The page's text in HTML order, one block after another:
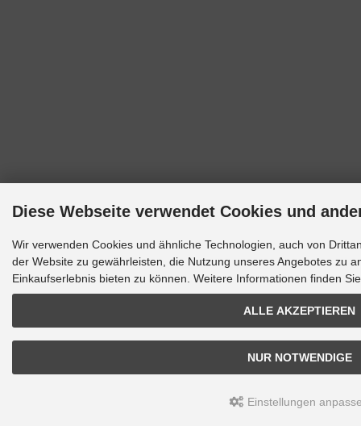
Diese Webseite verwendet Cookies und
Wir verwenden Cookies und ähnliche Technologien, auch von
der Website zu gewährleisten, die Nutzung unseres Angebotes zu
Einkaufserlebnis bieten zu können. Weitere Informationen finden
ALLE AKZEPTIEREN
NUR NOTWENDIGE
Einstellungen